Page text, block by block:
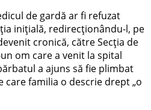
de gardă ar fi refuzat
inițială, redirecționându-l, pe
cronică, către Secția de
om care a venit la spital
a ajuns să fie plimbat
familia o descrie drept „o